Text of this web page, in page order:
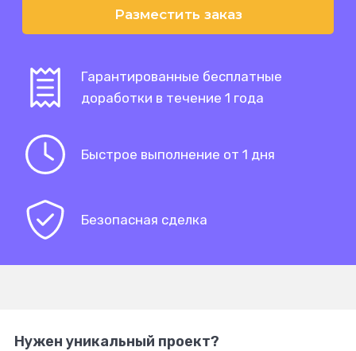
Разместить заказ
Гарантированные бесплатные
доработки в течение 1 года
Быстрое выполнение от 1 дня
Безопасная сделка
Нужен уникальный проект?